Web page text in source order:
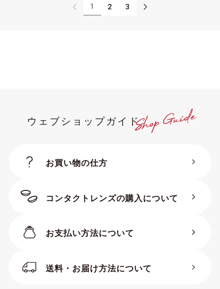
1 2 3
ウェブショップガイド
お買い物の仕方
コンタクトレンズの購入について
お支払い方法について
送料・お届け方法について